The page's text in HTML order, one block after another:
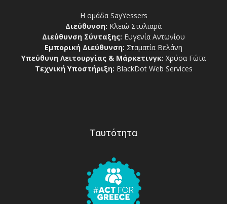
Η ομάδα SayYessers
Διεύθυνση: Κλειώ Στυλιαρά
Διεύθυνση Σύνταξης: Ευγενία Αντωνίου
Εμπορική Διεύθυνση: Σταματία Βελάνη
Υπεύθυνη Λειτουργίας & Μάρκετινγκ: Χρύσα Γώτα
Τεχνική Υποστήριξη: BlackDot Web Services
Ταυτότητα